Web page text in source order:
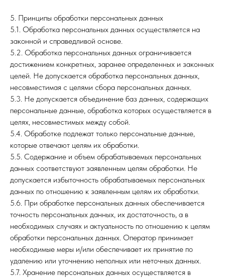
5. Принципы обработки персональных данных
5.1. Обработка персональных данных осуществляется на
законной и справедливой основе.
5.2. Обработка персональных данных ограничивается
достижением конкретных, заранее определенных и законных
целей. Не допускается обработка персональных данных,
несовместимая с целями сбора персональных данных.
5.3. Не допускается объединение баз данных, содержащих
персональные данные, обработка которых осуществляется в
целях, несовместимых между собой.
5.4. Обработке подлежат только персональные данные,
которые отвечают целям их обработки.
5.5. Содержание и объем обрабатываемых персональных
данных соответствуют заявленным целям обработки. Не
допускается избыточность обрабатываемых персональных
данных по отношению к заявленным целям их обработки.
5.6. При обработке персональных данных обеспечивается
точность персональных данных, их достаточность, а в
необходимых случаях и актуальность по отношению к целям
обработки персональных данных. Оператор принимает
необходимые меры и/или обеспечивает их принятие по
удалению или уточнению неполных или неточных данных.
5.7. Хранение персональных данных осуществляется в